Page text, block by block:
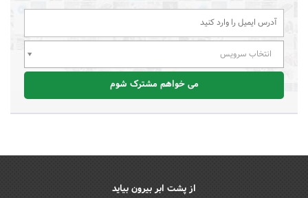
انتخاب سرویس
می خواهم مشترک شوم
از پشت ابر بیرون بیاید